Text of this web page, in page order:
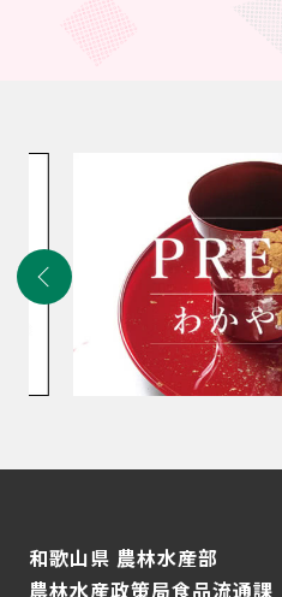
和歌山県 農林水産部
農林水産政策局食品流通課